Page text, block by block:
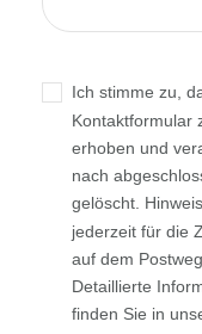
Ich stimme zu,
Kontaktformular
erhoben und
nach
gelöscht.
jederzeit für die
auf dem
Detaillierte
finden Sie in